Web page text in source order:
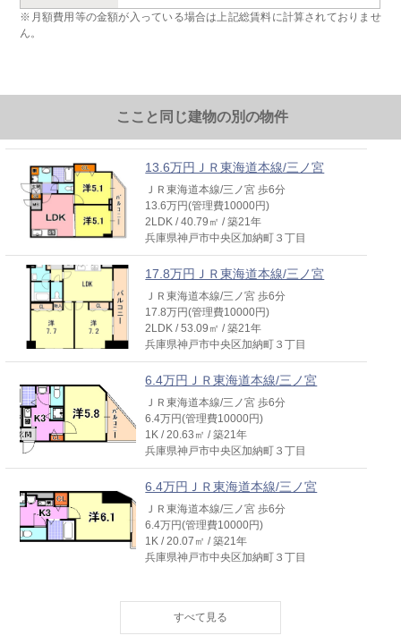
※月額費用等の金額が入っている場合は上記総賃料に計算されておりませ
ん。
ここと同じ建物の別の物件
13.6万円ＪＲ東海道本線/三ノ宮
ＪＲ東海道本線/三ノ宮 歩6分
13.6万円(管理費10000円)
2LDK / 40.79㎡ / 築21年
兵庫県神戸市中央区加納町３丁目
17.8万円ＪＲ東海道本線/三ノ宮
ＪＲ東海道本線/三ノ宮 歩6分
17.8万円(管理費10000円)
2LDK / 53.09㎡ / 築21年
兵庫県神戸市中央区加納町３丁目
6.4万円ＪＲ東海道本線/三ノ宮
ＪＲ東海道本線/三ノ宮 歩6分
6.4万円(管理費10000円)
1K / 20.63㎡ / 築21年
兵庫県神戸市中央区加納町３丁目
6.4万円ＪＲ東海道本線/三ノ宮
ＪＲ東海道本線/三ノ宮 歩6分
6.4万円(管理費10000円)
1K / 20.07㎡ / 築21年
兵庫県神戸市中央区加納町３丁目
ＪＲ東海道本線/三ノ宮 歩6分
6.5万円(管理費10000円)